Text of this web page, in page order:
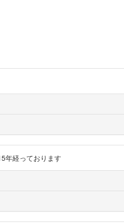
年経っております